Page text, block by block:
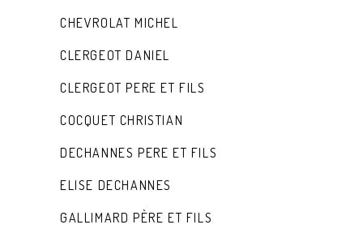
CHEVROLAT MICHEL
CLERGEOT DANIEL
CLERGEOT PERE ET FILS
COCQUET CHRISTIAN
DECHANNES PERE ET FILS
ELISE DECHANNES
GALLIMARD PÈRE ET FILS